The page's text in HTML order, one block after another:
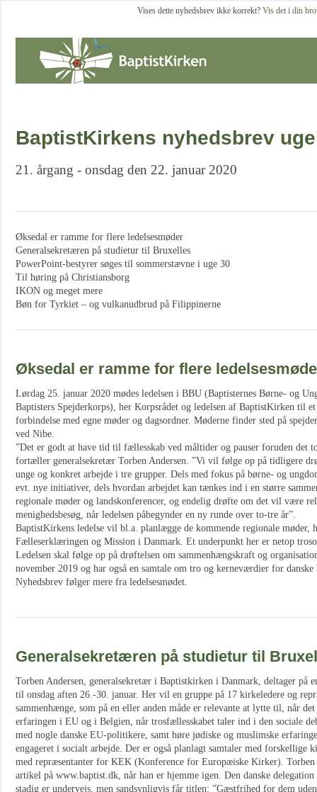
Vises dette nyhedsbrev ikke korrekt? Vis det i din
BaptistKirkens nyhedsbrev
21. årgang - onsdag den 22. januar 2020
Øksedal er ramme for flere ledelsesmøder
Generalsekretæren på studietur til Bruxelles
PowerPoint-bestyrer søges til sommerstævne i uge 30
Til høring på Christiansborg
IKON og meget mere
Bøn for Tyrkiet – og vulkanudbrud på Filippinerne
Øksedal er ramme for flere
Lørdag 25. januar 2020 mødes ledelsen i BBU (Baptisternes Børne- og
Baptisters Spejderkorps), her Korpsrådet og ledelsen af BaptistKirken til
forbindelse med egne møder og dagsordner. Møderne finder sted på
ved Nibe.
”Det er godt at have tid til fællesskab ved måltider og pauser foruden det
fortæller generalsekretær Torben Andersen. ”Vi vil følge op på tidligere
unge og konkret arbejde i tre grupper. Dels med fokus på børne- og
evt. nye initiativer, dels hvordan arbejdet kan tænkes ind i en større
regionale møder og landskonferencer, og endelig drøfte om det vil være
menighedsbesøg, når ledelsen påbegynder en ny runde over to-tre år”.
BaptistKirkens ledelse vil bl.a. planlægge de kommende regionale møder,
Fælleserklæringen og Mission i Danmark. Et underpunkt her er netop
Ledelsen skal følge op på drøftelsen om sammenhængskraft og
november 2019 og har også en samtale om tro og kerneværdier for
Nyhedsbrev følger mere fra ledelsesmødet.
Generalsekretæren på studietur til
Torben Andersen, generalsekretær i Baptistkirken i Danmark, deltager på
til onsdag aften 26.-30. januar. Her vil en gruppe på 17 kirkeledere og
sammenhænge, som på en eller anden måde er relevante at lytte til, når
erfaringen i EU og i Belgien, når trosfællesskabet taler ind i den sociale
med nogle danske EU-politikere, samt høre jødiske og muslimske
engageret i socialt arbejde. Der er også planlagt samtaler med forskellige
med repræsentanter for KEK (Konference for Europæiske Kirker).
artikel på www.baptist.dk, når han er hjemme igen. Den danske
stadig er undervejs, men sandsynligvis får titlen: ”Gæstfrihed for dem